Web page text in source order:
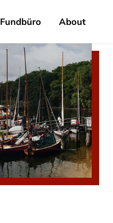
Fundbüro About